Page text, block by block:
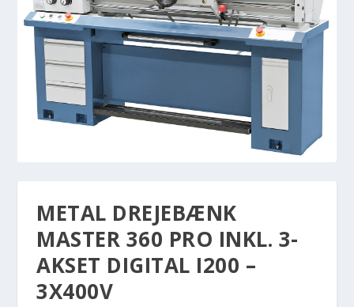
METAL DREJEBÆNK
MASTER 360 PRO INKL. 3-
AKSET DIGITAL I200 –
3X400V